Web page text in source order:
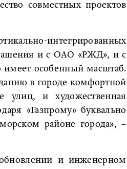
совместных проектов
интегрированных
и с ОАО «РЖД», и с
имеет особенный масштаб.
в городе комфортной
улиц, и художественная
«Газпрому» буквально
районе города», –
и инженерном